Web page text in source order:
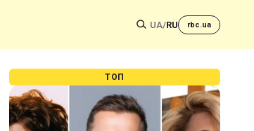
UA/RU rbc.ua
ТОП